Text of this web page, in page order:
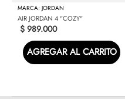
JORDAN
AIR JORDAN 4 "COZY"
$ 989.000
AGREGAR AL CARRITO